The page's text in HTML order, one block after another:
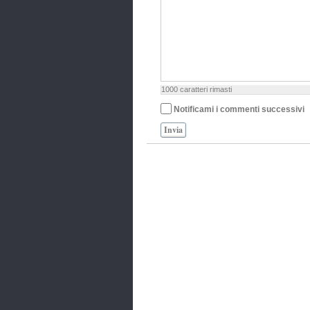
1000 caratteri rimasti
Notificami i commenti successivi
Invia